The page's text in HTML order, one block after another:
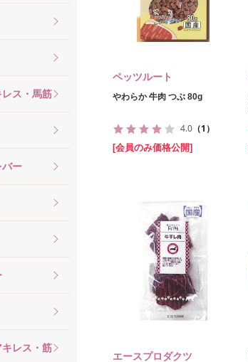
ス・馬筋
バー
レス・筋
ペッツルート
やわらか 牛肉 つぶ 80g
4.0 （1）
[会員のみ価格公開]
エースプロダクツ